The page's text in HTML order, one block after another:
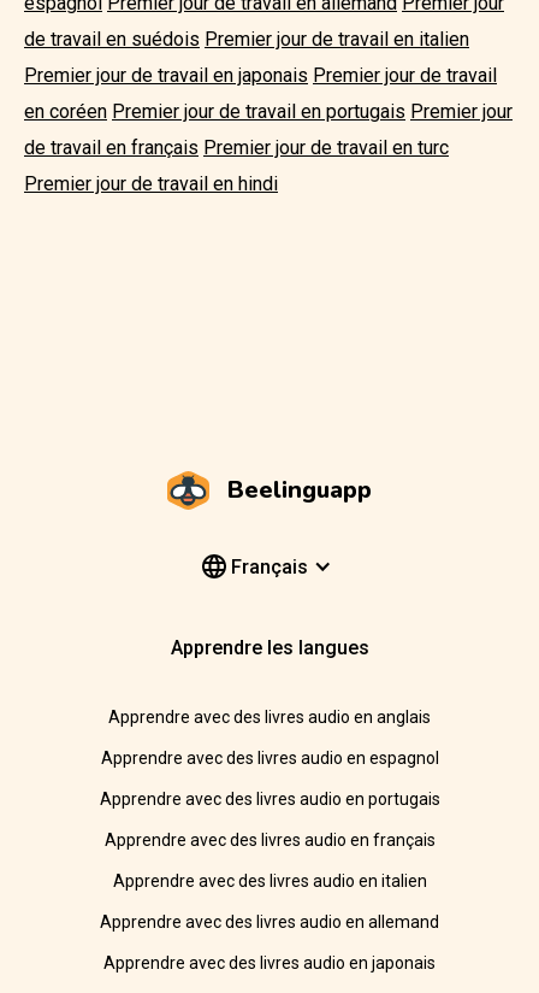
de travail en suédois Premier jour de travail en italien
Premier jour de travail en japonais Premier jour de travail
en coréen Premier jour de travail en portugais Premier jour
de travail en français Premier jour de travail en turc
Premier jour de travail en hindi
Beelinguapp
Français
Apprendre les langues
Apprendre avec des livres audio en anglais
Apprendre avec des livres audio en espagnol
Apprendre avec des livres audio en portugais
Apprendre avec des livres audio en français
Apprendre avec des livres audio en italien
Apprendre avec des livres audio en allemand
Apprendre avec des livres audio en japonais